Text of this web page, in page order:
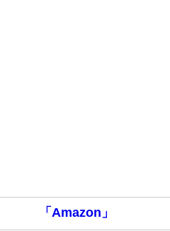
「Amazon」